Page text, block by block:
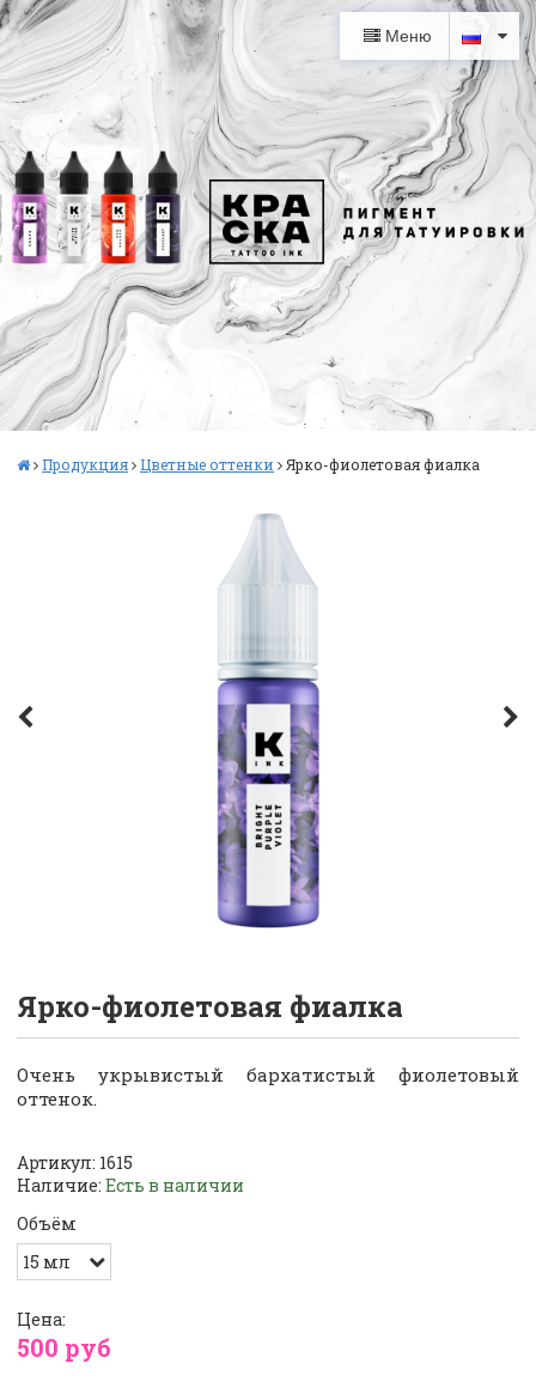
Меню
Продукция Цветные оттенки Ярко-фиолетовая фиалка
Ярко-фиолетовая фиалка
Очень укрывистый бархатистый фиолетовый
оттенок.
Артикул: 1615
Наличие: Есть в наличии
Объём
Цена:
500 руб